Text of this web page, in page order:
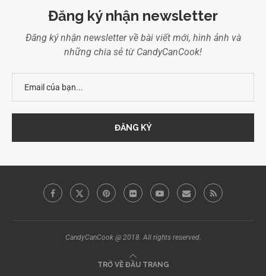
Đăng ký nhận newsletter
Đăng ký nhận newsletter về bài viết mới, hình ảnh và
những chia sẻ từ CandyCanCook!
CandyCanCook @ 2018. All rights reserved.
TRỞ VỀ ĐẦU TRANG